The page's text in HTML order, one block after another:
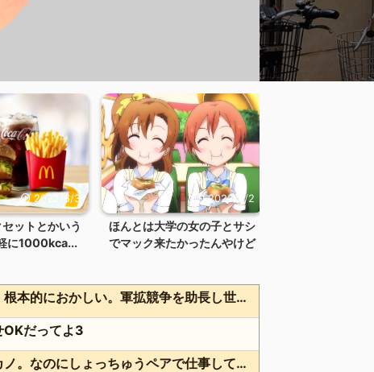
2022/6/3
ットとかいう
に1000kca...
2022/6/2
ほんとは大学の女の子とサシ
でマック来たかったんやけど
広島県知事ら「核抑止論、根本的におかしい。軍拡競争を助長し世界を不安定化させるだけ」
OKだってよ3
旦那の同僚女が旦那の元カノ。なのにしょっちゅうペアで仕事してて遅くまで残業したり二人で出張に行ったり。なんで「今度の出張は一人で行く」って嘘つくのかな